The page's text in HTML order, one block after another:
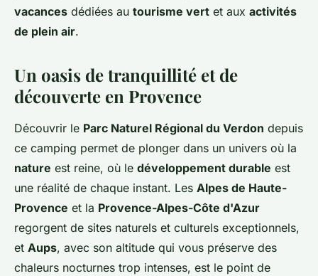
vacances dédiées au tourisme vert et aux activités
de plein air.
Un oasis de tranquillité et de
découverte en Provence
Découvrir le Parc Naturel Régional du Verdon depuis
ce camping permet de plonger dans un univers où la
nature est reine, où le développement durable est
une réalité de chaque instant. Les Alpes de Haute-
Provence et la Provence-Alpes-Côte d'Azur
regorgent de sites naturels et culturels exceptionnels,
et Aups, avec son altitude qui vous préserve des
chaleurs nocturnes trop intenses, est le point de